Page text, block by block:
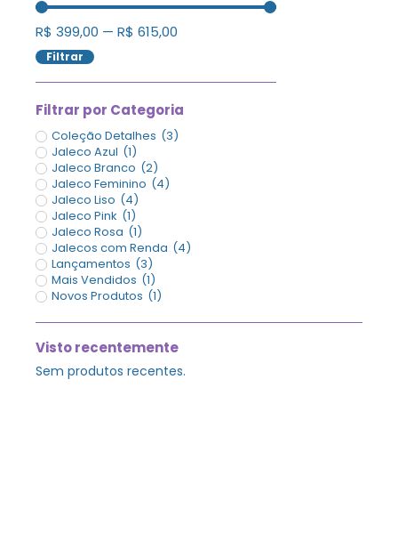
R$ 399,00 — R$ 615,00
Filtrar
Filtrar por Categoria
Coleção Detalhes (3)
Jaleco Azul (1)
Jaleco Branco (2)
Jaleco Feminino (4)
Jaleco Liso (4)
Jaleco Pink (1)
Jaleco Rosa (1)
Jalecos com Renda (4)
Lançamentos (3)
Mais Vendidos (1)
Novos Produtos (1)
Visto recentemente
Sem produtos recentes.